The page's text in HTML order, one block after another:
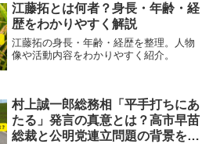
江藤拓とは何者？身長・年齢・経
歴をわかりやすく解説
江藤拓の身長・年齢・経歴を整理。人物
像や活動内容をわかりやすく紹介。
村上誠一郎総務相「平手打ちにあ
たる」発言の真意とは？高市早苗
総裁と公明党連立問題の背景を徹